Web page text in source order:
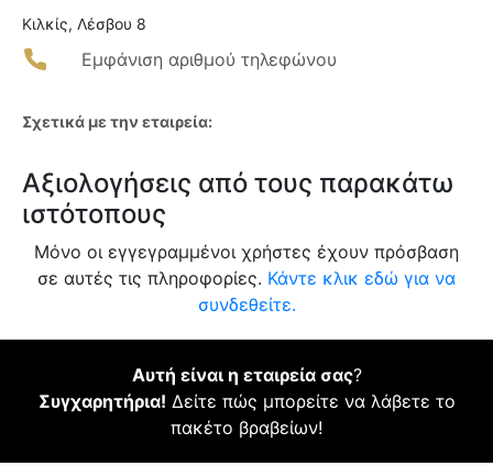
Κιλκίς, Λέσβου 8
Εμφάνιση αριθμού τηλεφώνου
Σχετικά με την εταιρεία:
Αξιολογήσεις από τους παρακάτω
ιστότοπους
Μόνο οι εγγεγραμμένοι χρήστες έχουν πρόσβαση
σε αυτές τις πληροφορίες. Κάντε κλικ εδώ για να
συνδεθείτε.
Αυτή είναι η εταιρεία σας?
Συγχαρητήρια! Δείτε πώς μπορείτε να λάβετε το
πακέτο βραβείων!